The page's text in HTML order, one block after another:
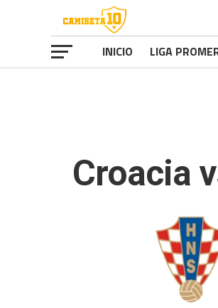
INICIO LIGA
Croacia